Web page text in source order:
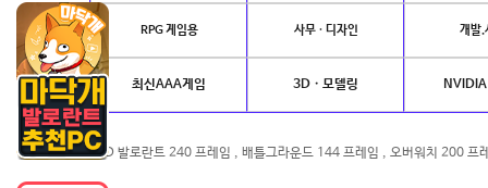
RPG 게임용 사무 · 디자인 개발.
최신AAA게임 3D · 모델링
FHD 발로란트 240 프레임 , 배틀그라운드 144 프레임 , 오버워치 200 프